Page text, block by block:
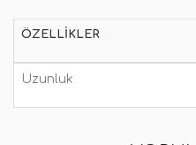
ÖZELLIKLER
Uzunluk